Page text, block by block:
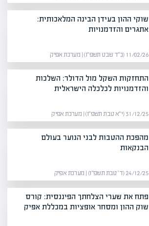
שוקי ההון בעידן הבינה המלאכותית:
אתגרים והזדמנויות
11/02/26 (כ״ד שבט תשפ״ו) | מערכת אפיק
התחזקות השקל מול הדולר: השלכות
והזדמנויות לכלכלה הישראלית
31/12/25 (י״א טבת תשפ״ו) | מערכת אפיק
מהפכת ההטבות לבני הנוער בעולם
הבנקאות
24/12/25 (ד׳ טבת תשפ״ו) | מערכת אפיק
פתח את שערי הצלחתך הפיננסית: קורס
שוק ההון ומסחר אופציות במכללת אפיק